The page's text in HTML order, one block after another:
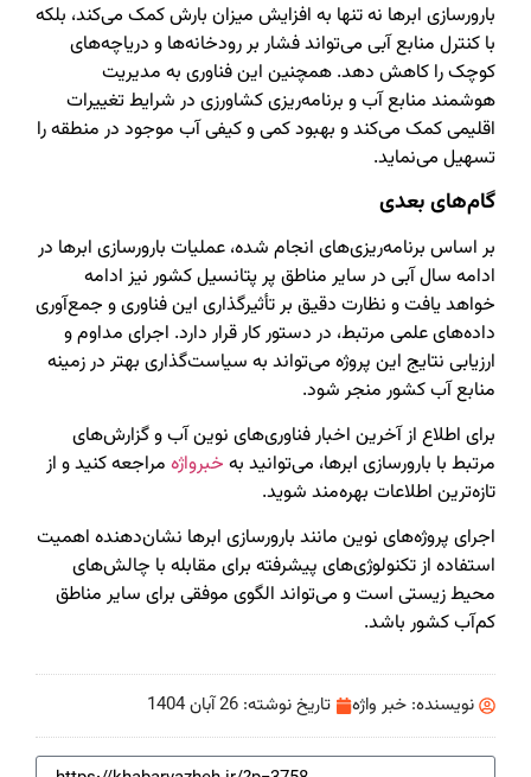
بارورسازی ابرها نه تنها به افزایش میزان بارش کمک می‌کند، بلکه
با کنترل منابع آبی می‌تواند فشار بر رودخانه‌ها و دریاچه‌های
کوچک را کاهش دهد. همچنین این فناوری به مدیریت
هوشمند منابع آب و برنامه‌ریزی کشاورزی در شرایط تغییرات
اقلیمی کمک می‌کند و بهبود کمی و کیفی آب موجود در منطقه را
تسهیل می‌نماید.
گام‌های بعدی
بر اساس برنامه‌ریزی‌های انجام شده، عملیات بارورسازی ابرها در
ادامه سال آبی در سایر مناطق پر پتانسیل کشور نیز ادامه
خواهد یافت و نظارت دقیق بر تأثیرگذاری این فناوری و جمع‌آوری
داده‌های علمی مرتبط، در دستور کار قرار دارد. اجرای مداوم و
ارزیابی نتایج این پروژه می‌تواند به سیاست‌گذاری بهتر در زمینه
منابع آب کشور منجر شود.
برای اطلاع از آخرین اخبار فناوری‌های نوین آب و گزارش‌های
مرتبط با بارورسازی ابرها، می‌توانید به خبرواژه مراجعه کنید و از
تازه‌ترین اطلاعات بهره‌مند شوید.
اجرای پروژه‌های نوین مانند بارورسازی ابرها نشان‌دهنده اهمیت
استفاده از تکنولوژی‌های پیشرفته برای مقابله با چالش‌های
محیط زیستی است و می‌تواند الگوی موفقی برای سایر مناطق
کم‌آب کشور باشد.
نویسنده: خبر واژه تاریخ نوشته: 26 آبان 1404